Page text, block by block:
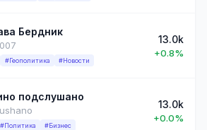
Бердник
#Геополитика #Новости
13.0k
+0.8%
подслушано
#Политика #Бизнес
13.0k
+0.0%